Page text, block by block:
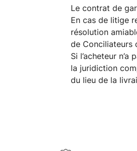
Le contrat de
En cas de litige
résolution
de Conciliateurs
Si l’acheteur
la juridiction
du lieu de la